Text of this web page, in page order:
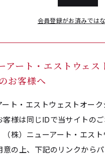
会員登録がお済みでは
アート・エストウェ
お客様へ
ート・エストウェストオー
様は同じIDで当サイトの
（株）ニューアート・エス
意の上、下記のリンクから